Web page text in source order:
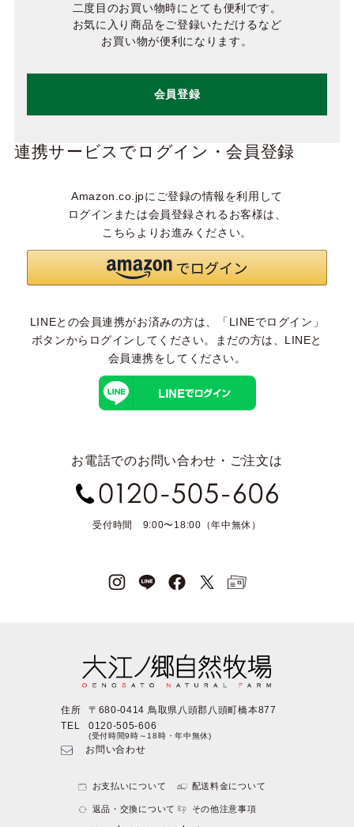
二度目のお買い物時にとても便利です。
お気に入り商品をご登録いただけるなど
お買い物が便利になります。
会員登録
連携サービスでログイン・会員登録
Amazon.co.jpにご登録の情報を利用して
ログインまたは会員登録されるお客様は、
こちらよりお進みください。
LINEとの会員連携がお済みの方は、「LINEでログイン」
ボタンからログインしてください。まだの方は、 LINEと
会員連携をしてください。
お電話でのお問い合わせ・ご注文は
受付時間 9:00〜18:00（年中無休）
住所
〒680-0414 鳥取県八頭郡八頭町橋本877
TEL
0120-505-606
(受付時間9時～18時・年中無休)
お問い合わせ
お支払いについて 配送料金について
返品・交換について その他注意事項